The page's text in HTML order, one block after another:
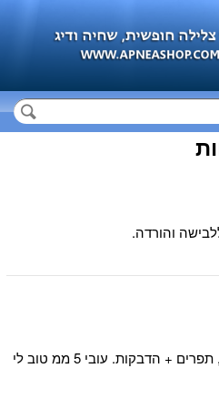
והורדה.
חליפה חצי יבשה באיכות מעולה, תפרים + הדבקות. עובי 5 ממ טוב לי